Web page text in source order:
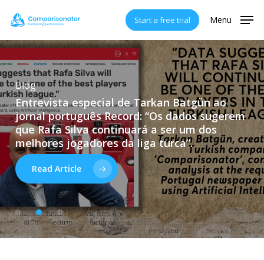
main
Start a free trial Menu
Blog
Aprimorando as decisões sobre futebol com
IA – Welcome Kasımpaşa
Blog
Entrevista especial de Tarkan Batgün ao
jornal português Record: “Os dados sugerem
que Rafa Silva continuará a ser um dos
melhores jogadores da liga turca”.
Read Article
Blog
“A IA substituirá os técnicos?” Um
especialista explica como será o futuro
do
futebol?